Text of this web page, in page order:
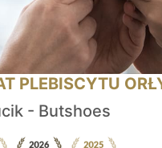
PLEBISCYTU
- Butshoes